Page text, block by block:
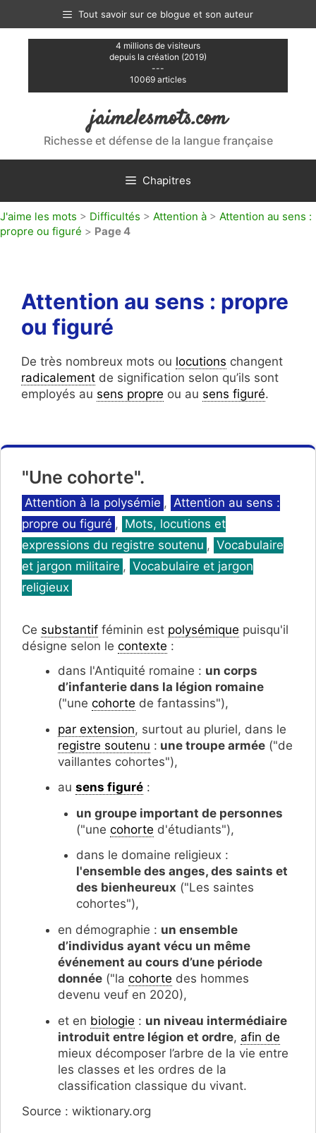
contenu
Tout savoir sur ce blogue et son auteur
4 millions de visiteurs
depuis la création (2019)
---
10069 articles
jaimelesmots.com
Richesse et défense de la langue française
Chapitres
J'aime les mots > Difficultés > Attention à > Attention au sens :
propre ou figuré > Page 4
Attention au sens : propre
ou figuré
De très nombreux mots ou locutions changent
radicalement de signification selon qu’ils sont
employés au sens propre ou au sens figuré.
"Une cohorte".
Catégories
Attention à la polysémie , Attention au sens :
propre ou figuré , Mots, locutions et
expressions du registre soutenu , Vocabulaire
et jargon militaire , Vocabulaire et jargon
religieux
Ce substantif féminin est polysémique puisqu'il
désigne selon le contexte :
dans l'Antiquité romaine : un corps
d’infanterie dans la légion romaine
("une cohorte de fantassins"),
par extension, surtout au pluriel, dans le
registre soutenu : une troupe armée ("de
vaillantes cohortes"),
au sens figuré :
un groupe important de personnes
("une cohorte d'étudiants"),
dans le domaine religieux :
l'ensemble des anges, des saints et
des bienheureux ("Les saintes
cohortes"),
en démographie : un ensemble
d’individus ayant vécu un même
événement au cours d’une période
donnée ("la cohorte des hommes
devenu veuf en 2020),
et en biologie : un niveau intermédiaire
introduit entre légion et ordre, afin de
mieux décomposer l’arbre de la vie entre
les classes et les ordres de la
classification classique du vivant.
Source : wiktionary.org